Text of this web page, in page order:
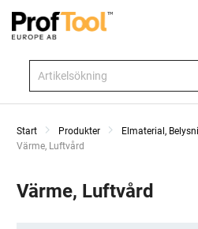
Start Produkter
Elmaterial,
Current:
Värme, Luftvård
Värme, Luftvård